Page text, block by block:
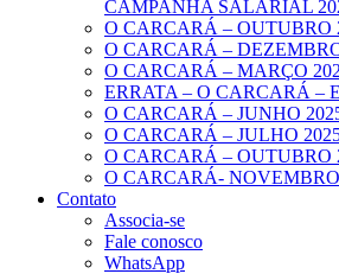
CAMPANHA SALARIAL
O CARCARÁ – OUTUBRO
O CARCARÁ –
O CARCARÁ – MARÇO
ERRATA – O CARCARÁ –
O CARCARÁ – JUNHO
O CARCARÁ – JULHO
O CARCARÁ – OUTUBRO
O CARCARÁ-
Contato
Associa-se
Fale conosco
WhatsApp